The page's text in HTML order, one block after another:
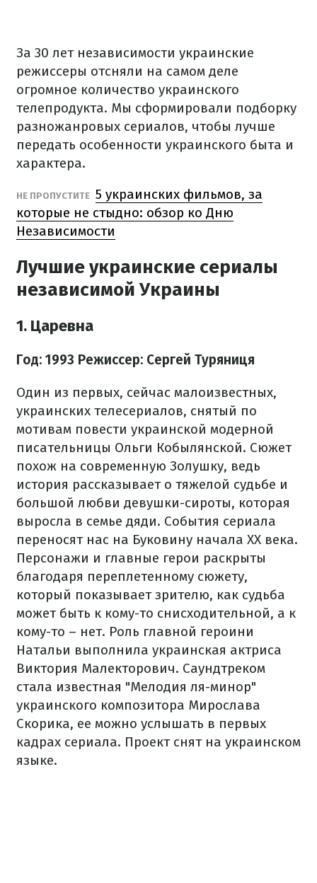
За 30 лет независимости украинские
режиссеры отсняли на самом деле
огромное количество украинского
телепродукта. Мы сформировали подборку
разножанровых сериалов, чтобы лучше
передать особенности украинского быта и
характера.
НЕ ПРОПУСТИТЕ 5 украинских фильмов, за
которые не стыдно: обзор ко Дню
Независимости
Лучшие украинские сериалы
независимой Украины
1. Царевна
Год: 1993 Режиссер: Сергей Туряниця
Один из первых, сейчас малоизвестных,
украинских телесериалов, снятый по
мотивам повести украинской модерной
писательницы Ольги Кобылянской. Сюжет
похож на современную Золушку, ведь
история рассказывает о тяжелой судьбе и
большой любви девушки-сироты, которая
выросла в семье дяди. События сериала
переносят нас на Буковину начала XX века.
Персонажи и главные герои раскрыты
благодаря переплетенному сюжету,
который показывает зрителю, как судьба
может быть к кому-то снисходительной, а к
кому-то – нет. Роль главной героини
Натальи выполнила украинская актриса
Виктория Малекторович. Саундтреком
стала известная "Мелодия ля-минор"
украинского композитора Мирослава
Скорика, ее можно услышать в первых
кадрах сериала. Проект снят на украинском
языке.